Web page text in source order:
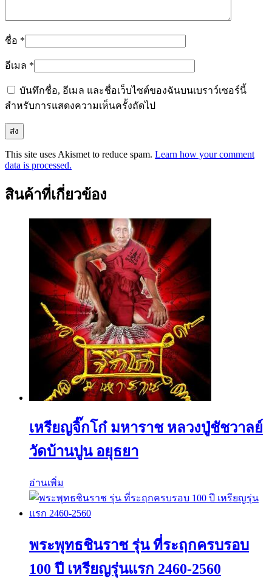
ชื่อ *
อีเมล *
บันทึกชื่อ, อีเมล และชื่อเว็บไซต์ของฉันบนเบราว์เซอร์นี้
สำหรับการแสดงความเห็นครั้งถัดไป
This site uses Akismet to reduce spam. Learn how your comment
data is processed.
สินค้าที่เกี่ยวข้อง
เหรียญจิ๊กโก๋ มหาราช หลวงปู่ชัชวาลย์
วัดบ้านปูน อยุธยา
อ่านเพิ่ม
พระพุทธชินราช รุ่น ที่ระฤกครบรอบ
100 ปี เหรียญรุ่นแรก 2460-2560